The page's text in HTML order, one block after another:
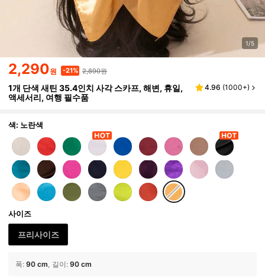
1/5
2,290원 -21% 2,890원
1개 단색 새틴 35.4인치 사각 스카프, 해변, 휴일,
액세서리, 여행 필수품
4.96 (1000+)
색: 노란색
사이즈
프리사이즈
폭: 90 cm 길이 : 90 cm